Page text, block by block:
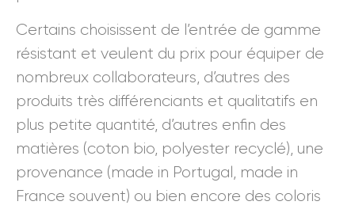
Certains choisissent de l’entrée de gamme
résistant et veulent du prix pour équiper de
nombreux collaborateurs, d’autres des
produits très différenciants et qualitatifs en
plus petite quantité, d’autres enfin des
matières (coton bio, polyester recyclé), une
provenance (made in Portugal, made in
France souvent) ou bien encore des coloris